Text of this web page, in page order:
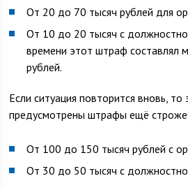
От 20 до 70 тысяч рублей для
От 10 до 20 тысяч с
времени этот штраф составлял
рублей.
Если ситуация повторится вновь, то
предусмотрены штрафы ещё
От 100 до 150 тысяч рублей с
От 30 до 50 тысяч с